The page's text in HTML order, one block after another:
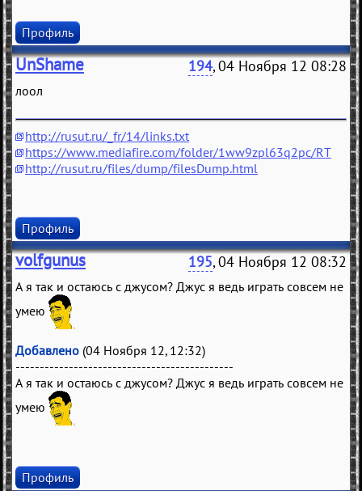
Профиль
UnShame 194, 04 Ноября 12 08:28
лоол
http://rusut.ru/_fr/14/links.txt
https://www.mediafire.com/folder/1ww9zpl63q2pc/RT
http://rusut.ru/files/dump/filesDump.html
Профиль
volfgunus 195, 04 Ноября 12 08:32
А я так и остаюсь с джусом? Джус я ведь играть совсем не
умею
Добавлено (04 Ноября 12, 12:32)
---------------------------------------------
А я так и остаюсь с джусом? Джус я ведь играть совсем не
умею
Профиль